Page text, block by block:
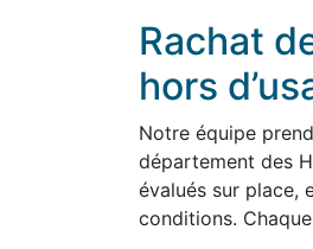
Rachat
hors
Notre équipe
département des
évalués sur place,
conditions.